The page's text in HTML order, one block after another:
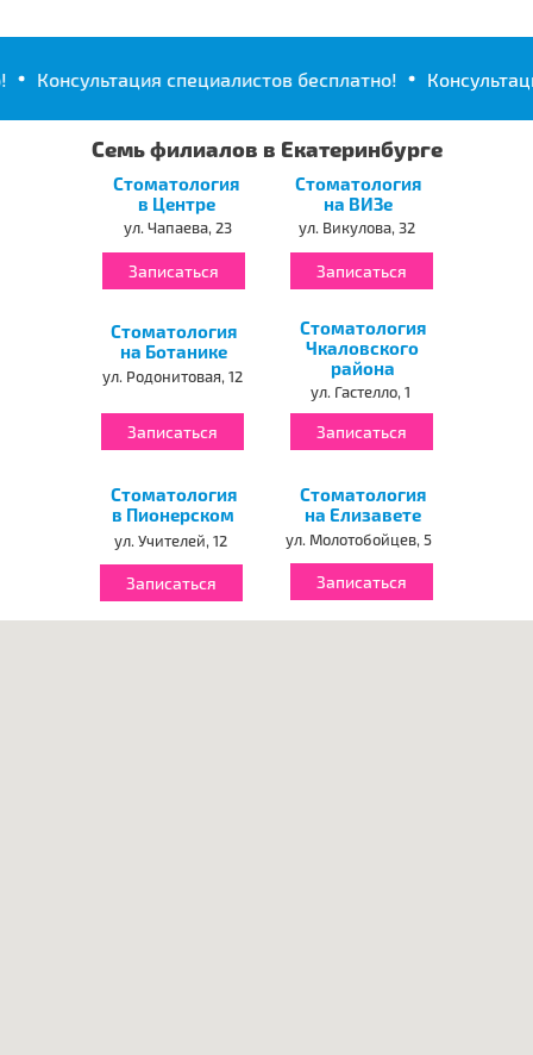
специалистов бесплатно! Консультация
Семь филиалов в Екатеринбурге
Стоматология
в Центре
ул. Чапаева, 23
Стоматология
на ВИЗе
ул. Викулова, 32
Стоматология
в Пионерском
ул. Учителей, 12
Стоматология
на Ботанике
ул. Родонитовая, 12
Записаться
Записаться
Записаться Записаться
Записаться Записаться
Стоматология
Чкаловского
района
ул. Гастелло, 1
Стоматология
на Елизавете
ул. Молотобойцев, 5